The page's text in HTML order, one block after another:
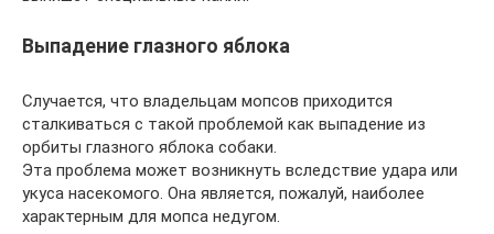
Выпадение глазного яблока
Случается, что владельцам мопсов приходится
сталкиваться с такой проблемой как выпадение из
орбиты глазного яблока собаки.
Эта проблема может возникнуть вследствие удара или
укуса насекомого. Она является, пожалуй, наиболее
характерным для мопса недугом.